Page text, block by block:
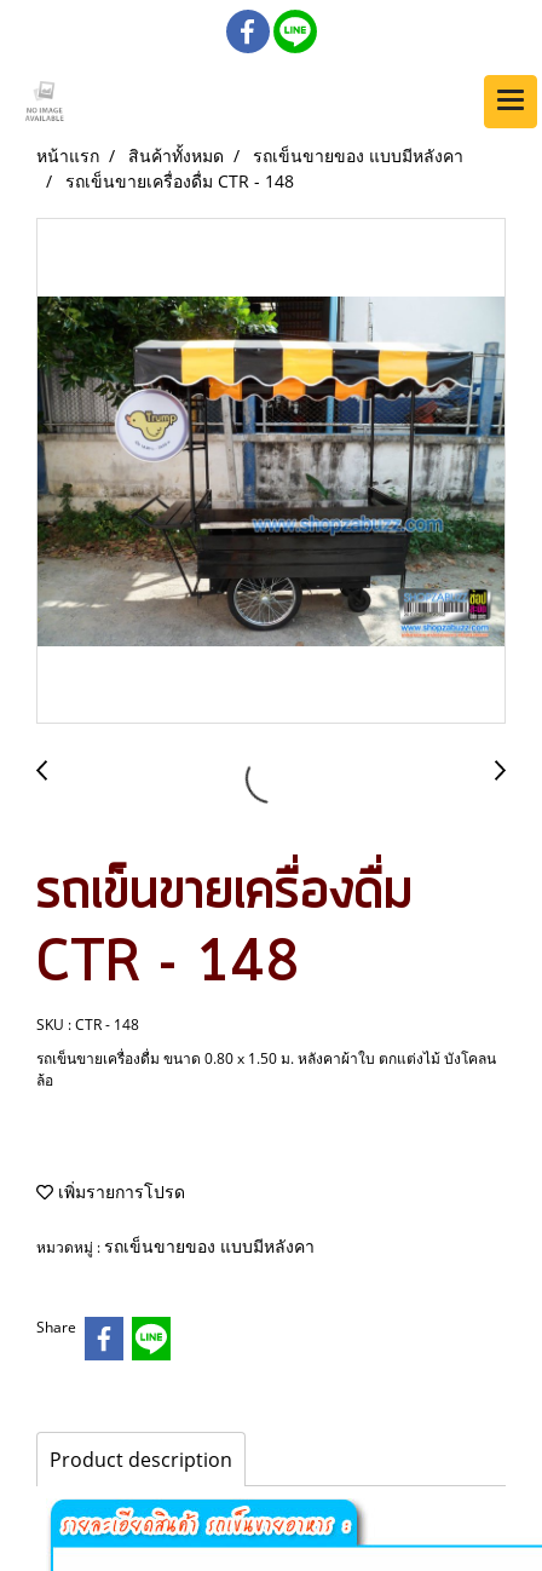
หน้าแรก สินค้าทั้งหมด
รถเข็นขายของ แบบมีหลังคา
รถเข็นขายเครื่องดื่ม CTR - 148
รถเข็นขายเครื่องดื่ม
CTR - 148
SKU : CTR - 148
รถเข็นขายเครื่องดื่ม ขนาด 0.80 x 1.50 ม. หลังคาผ้าใบ ตกแต่งไม้ บังโคลน
ล้อ
เพิ่มรายการโปรด
หมวดหมู่ :รถเข็นขายของ แบบมีหลังคา
Share
Product description